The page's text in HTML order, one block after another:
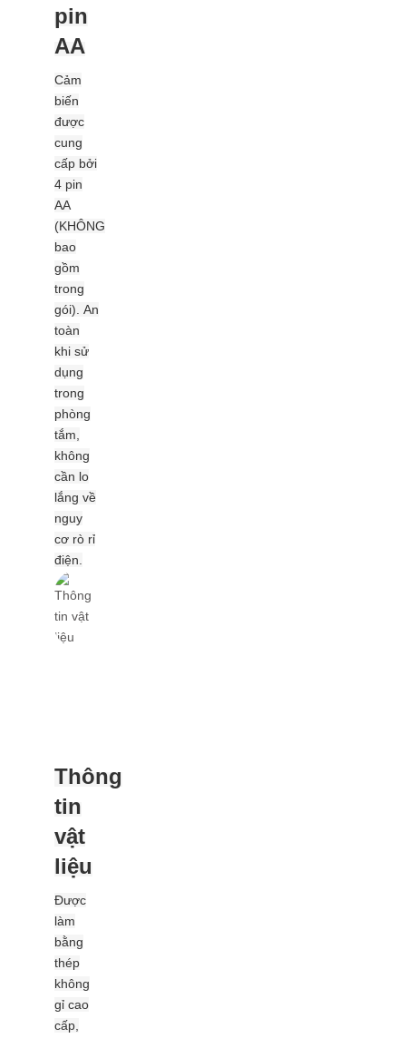
pin
AA
Cảm
biến
được
cung
cấp bởi
4 pin
AA
(KHÔNG
bao
gồm
trong
gói). An
toàn
khi sử
dụng
trong
phòng
tắm,
không
cần lo
lắng về
nguy
cơ rò rỉ
điện.
Thông
tin
vật
liệu
Được
làm
bằng
thép
không
gỉ cao
cấp,